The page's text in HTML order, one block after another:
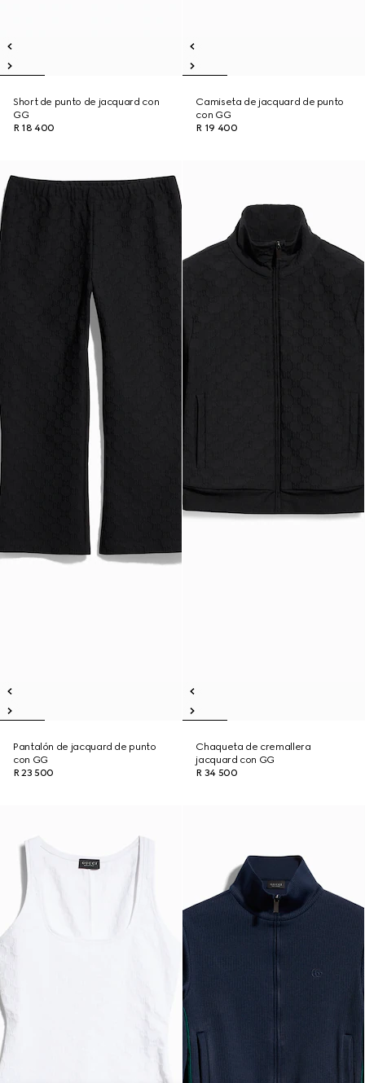
Short de punto de jacquard con
GG
R 18 400
Camiseta de jacquard de punto
con GG
R 19 400
Pantalón de jacquard de punto
con GG
R 23 500
Chaqueta de cremallera
jacquard con GG
R 34 500